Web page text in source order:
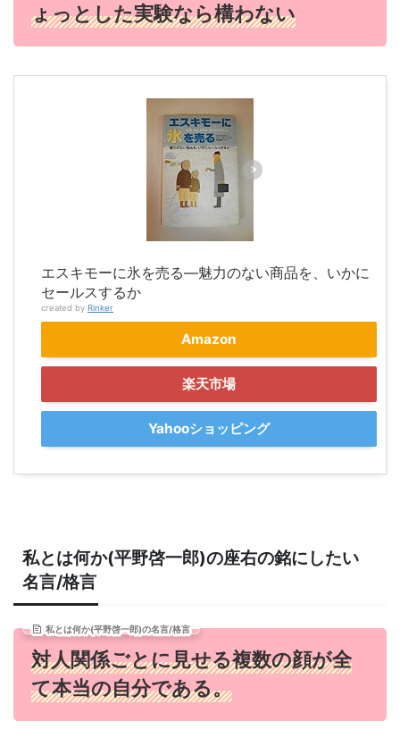
ょっとした実験なら構わない
エスキモーに氷を売る―魅力のない商品を、いかに
セールスするか
created by Rinker
Amazon
楽天市場
Yahooショッピング
私とは何か(平野啓一郎)の座右の銘にしたい
名言/格言
私とは何か(平野啓一郎)の名言/格言
対人関係ごとに見せる複数の顔が全
て本当の自分である。